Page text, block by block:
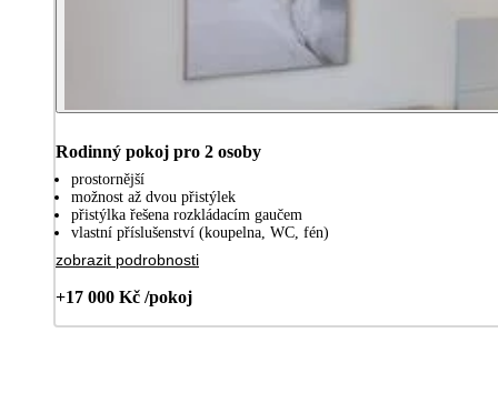
Rodinný pokoj pro 2 osoby
prostornější
možnost až dvou přistýlek
přistýlka řešena rozkládacím gaučem
vlastní příslušenství (koupelna, WC, fén)
zobrazit podrobnosti
+17 000 Kč /pokoj